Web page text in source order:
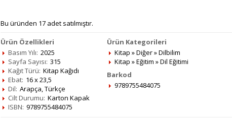
Bu üründen 17 adet satılmıştır.
Ürün Özellikleri
Basım Yılı: 2025
Sayfa Sayısı: 315
Kağıt Türü: Kitap Kağıdı
Ebat: 16 x 23,5
Dil: Arapça, Türkçe
Cilt Durumu: Karton Kapak
ISBN: 9789755484075
Ürün Kategorileri
Kitap »Diğer»Dilbilim
Kitap »Eğitim »Dil Eğitimi
Barkod
9789755484075